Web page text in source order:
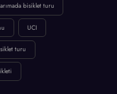
bisiklet turu
UCI
turu